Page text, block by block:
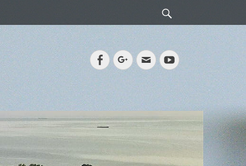
FacebookGoogleplus
EmailYouTube